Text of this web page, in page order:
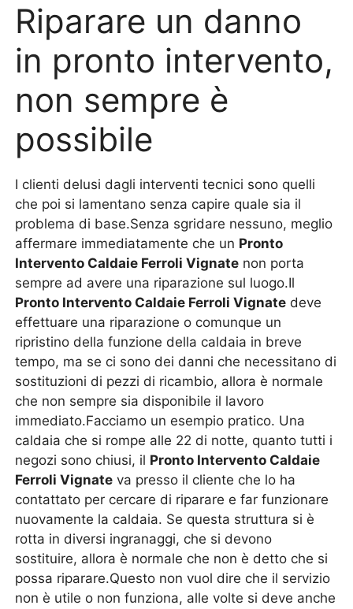
Riparare un danno
in pronto intervento,
non sempre è
possibile
I clienti delusi dagli interventi tecnici sono quelli
che poi si lamentano senza capire quale sia il
problema di base.Senza sgridare nessuno, meglio
affermare immediatamente che un Pronto
Intervento Caldaie Ferroli Vignate non porta
sempre ad avere una riparazione sul luogo.Il
Pronto Intervento Caldaie Ferroli Vignate deve
effettuare una riparazione o comunque un
ripristino della funzione della caldaia in breve
tempo, ma se ci sono dei danni che necessitano di
sostituzioni di pezzi di ricambio, allora è normale
che non sempre sia disponibile il lavoro
immediato.Facciamo un esempio pratico. Una
caldaia che si rompe alle 22 di notte, quanto tutti i
negozi sono chiusi, il Pronto Intervento Caldaie
Ferroli Vignate va presso il cliente che lo ha
contattato per cercare di riparare e far funzionare
nuovamente la caldaia. Se questa struttura si è
rotta in diversi ingranaggi, che si devono
sostituire, allora è normale che non è detto che si
possa riparare.Questo non vuol dire che il servizio
non è utile o non funziona, alle volte si deve anche